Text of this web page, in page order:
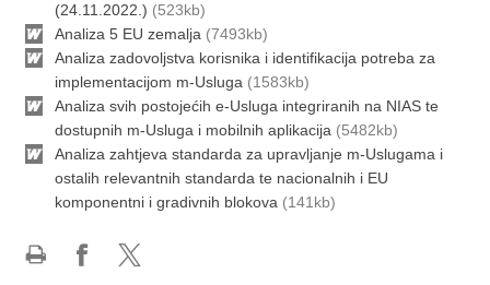
(24.11.2022.) (523kb)
Analiza 5 EU zemalja (7493kb)
Analiza zadovoljstva korisnika i identifikacija potreba za
implementacijom m-Usluga (1583kb)
Analiza svih postojećih e-Usluga integriranih na NIAS te
dostupnih m-Usluga i mobilnih aplikacija (5482kb)
Analiza zahtjeva standarda za upravljanje m-Uslugama i
ostalih relevantnih standarda te nacionalnih i EU
komponentni i gradivnih blokova (141kb)